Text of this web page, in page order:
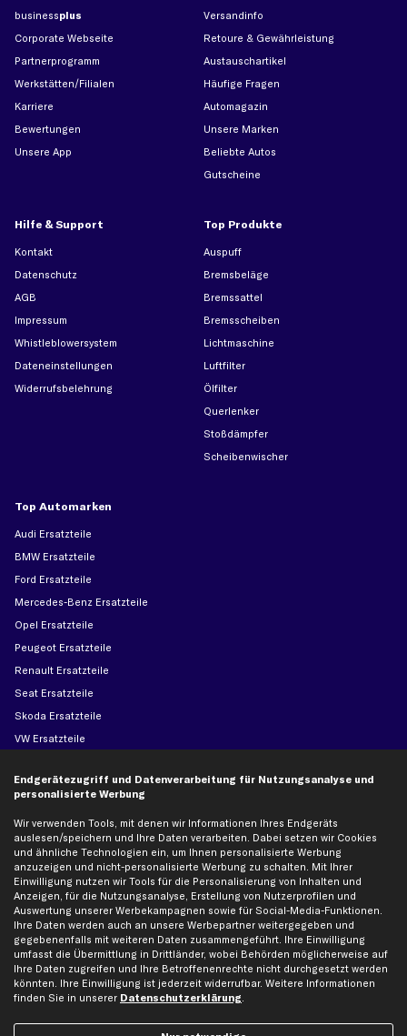
businessplus
Corporate Webseite
Partnerprogramm
Werkstätten/Filialen
Karriere
Bewertungen
Unsere App
Versandinfo
Retoure & Gewährleistung
Austauschartikel
Häufige Fragen
Automagazin
Unsere Marken
Beliebte Autos
Gutscheine
Hilfe & Support
Kontakt
Datenschutz
AGB
Impressum
Whistleblowersystem
Dateneinstellungen
Widerrufsbelehrung
Top Produkte
Auspuff
Bremsbeläge
Bremssattel
Bremsscheiben
Lichtmaschine
Luftfilter
Ölfilter
Querlenker
Stoßdämpfer
Scheibenwischer
Top Automarken
Audi Ersatzteile
BMW Ersatzteile
Ford Ersatzteile
Mercedes-Benz Ersatzteile
Opel Ersatzteile
Peugeot Ersatzteile
Renault Ersatzteile
Seat Ersatzteile
Skoda Ersatzteile
VW Ersatzteile
Social Media
Jetzt APP Downloaden
kfzteile24 Newsletter
Alle Angebote, Rabatte & Specials.
Endgerätezugriff und Datenverarbeitung für Nutzungsanalyse und
personalisierte Werbung
Wir verwenden Tools, mit denen wir Informationen Ihres Endgeräts
auslesen/speichern und Ihre Daten verarbeiten. Dabei setzen wir Cookies
und ähnliche Technologien ein, um Ihnen personalisierte Werbung
anzuzeigen und nicht-personalisierte Werbung zu schalten. Mit Ihrer
Einwilligung nutzen wir Tools für die Personalisierung von Inhalten und
Anzeigen, für die Nutzungsanalyse, Erstellung von Nutzerprofilen und
Auswertung unserer Werbekampagnen sowie für Social-Media-Funktionen.
Ihre Daten werden auch an unsere Werbepartner weitergegeben und
gegebenenfalls mit weiteren Daten zusammengeführt. Ihre Einwilligung
umfasst die Übermittlung in Drittländer, wobei Behörden möglicherweise auf
Ihre Daten zugreifen und Ihre Betroffenenrechte nicht durchgesetzt werden
könnten. Ihre Einwilligung ist jederzeit widerrufbar. Weitere Informationen
finden Sie in unserer Datenschutzerklärung.